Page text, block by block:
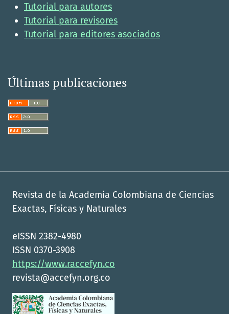
Tutorial para autores
Tutorial para revisores
Tutorial para editores asociados
Últimas publicaciones
Revista de la Academia Colombiana de Ciencias
Exactas, Físicas y Naturales
eISSN 2382-4980
ISSN 0370-3908
https://www.raccefyn.co
revista@accefyn.org.co